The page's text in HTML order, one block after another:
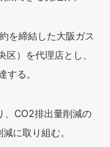
を締結した大阪ガス
）を代理店とし、
する。
、CO2排出量削減の
に取り組む。